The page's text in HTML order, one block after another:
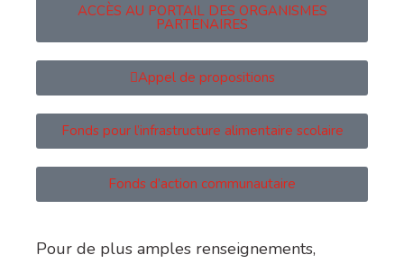
ACCÈS AU PORTAIL DES ORGANISMES
PARTENAIRES
Appel de propositions
Fonds pour l’infrastructure alimentaire scolaire
Fonds d’action communautaire
Pour de plus amples renseignements,